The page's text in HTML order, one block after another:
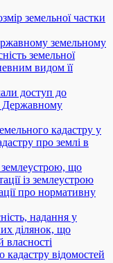
земельної частки
земельному
земельної
видом її
доступ до
Державному
кадастру у
про землі в
землеустрою, що
із землеустрою
про нормативну
надання у
ділянок, що
власності
відомостей